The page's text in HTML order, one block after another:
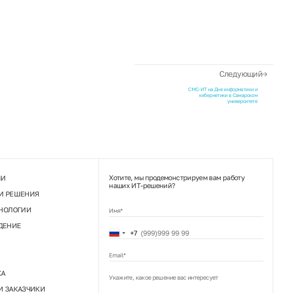
Следующий
СМС-ИТ на Дне информатики и
кибернетики в Самарском
университете
РЕШЕНИЯ
ЗАКАЗЧИКИ
Хотите, мы продемонстрируем вам работу
наших ИТ‑решений?
Имя*
Russia
+7
Email*
Укажите, какое решение вас интересует